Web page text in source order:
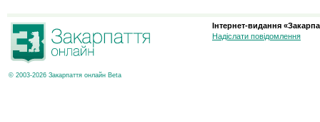
© 2003-2026 Закарпаття онлайн Beta
Інтернет-видання
Надіслати повідомлення